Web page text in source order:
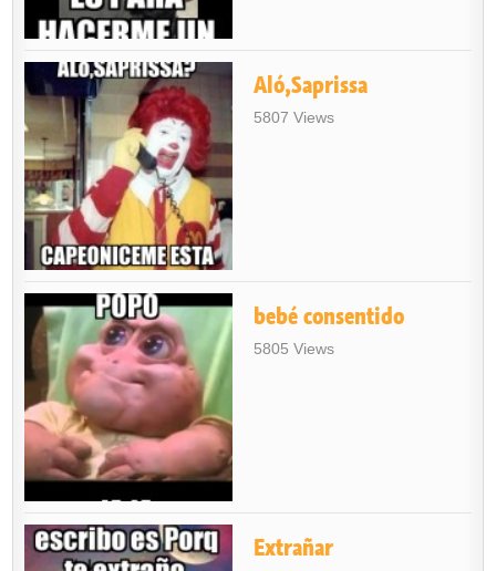
Aló,Saprissa
5807 Views
bebé consentido
5805 Views
Extrañar